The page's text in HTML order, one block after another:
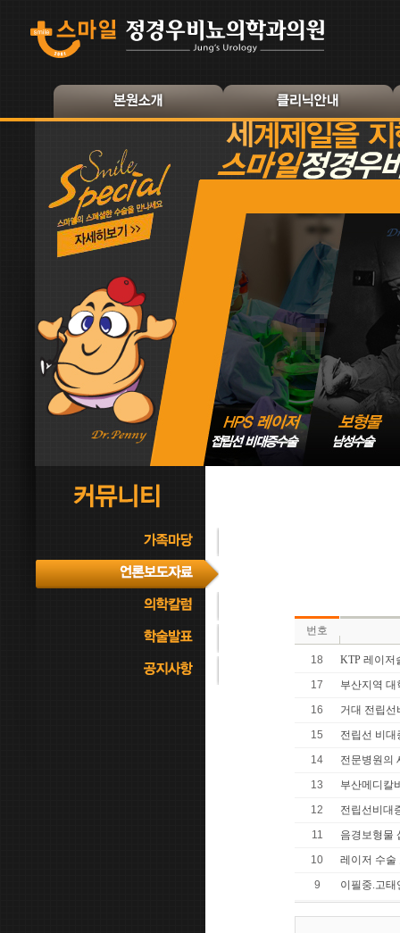
번호
18
KTP 레이저
17
부산지역 대
16
거대 전립선
15
전립선 비대
14
전문병원의
13
부산메디칼
12
전립선비대
11
음경보형물
10
레이저 수술
9
이필중.고태